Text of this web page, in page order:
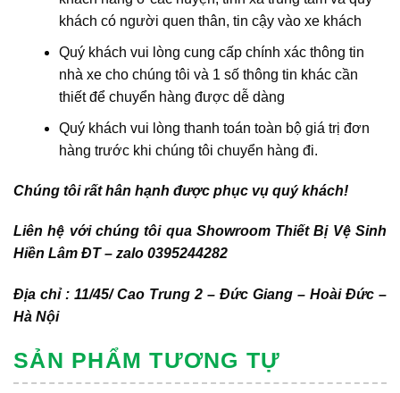
khách có người quen thân, tin cậy vào xe khách
Quý khách vui lòng cung cấp chính xác thông tin
nhà xe cho chúng tôi và 1 số thông tin khác cần
thiết để chuyển hàng được dễ dàng
Quý khách vui lòng thanh toán toàn bộ giá trị đơn
hàng trước khi chúng tôi chuyển hàng đi.
Chúng tôi rất hân hạnh được phục vụ quý khách!
Liên hệ với chúng tôi qua Showroom Thiết Bị Vệ Sinh
Hiền Lâm ĐT – zalo 0395244282
Địa chỉ : 11/45/ Cao Trung 2 – Đức Giang – Hoài Đức –
Hà Nội
SẢN PHẨM TƯƠNG TỰ